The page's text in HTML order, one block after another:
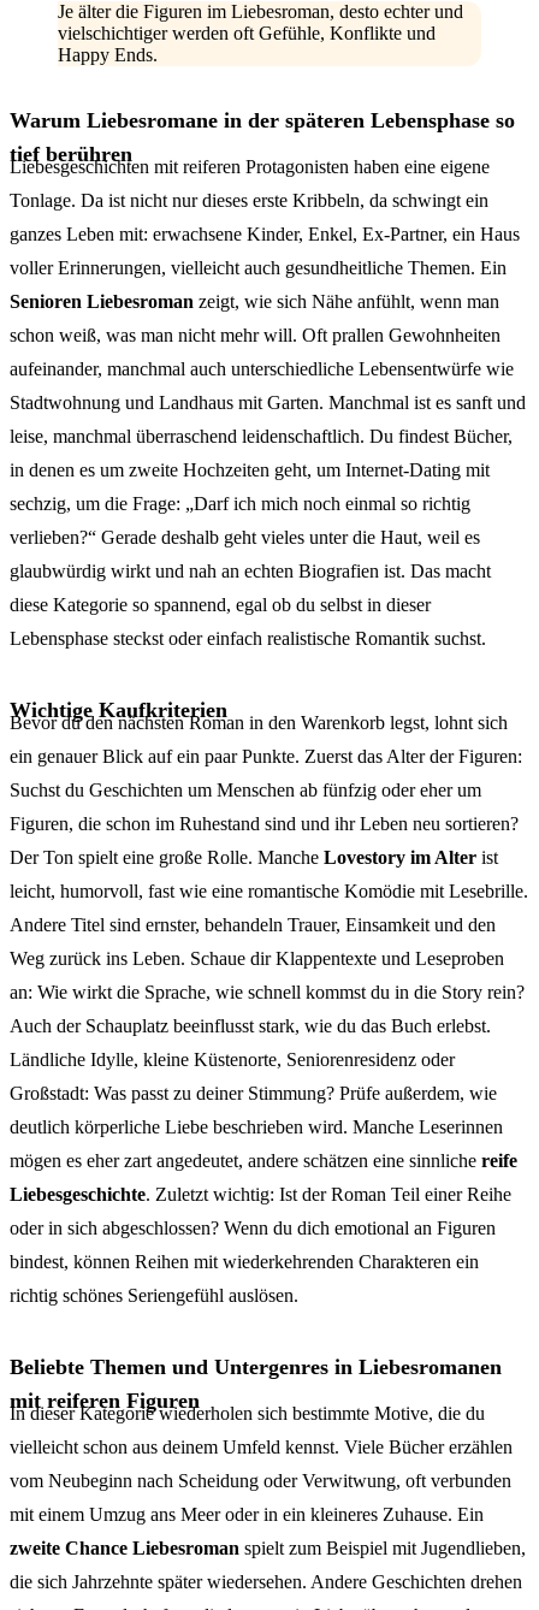
Je älter die Figuren im Liebesroman, desto echter und
vielschichtiger werden oft Gefühle, Konflikte und
Happy Ends.
Warum Liebesromane in der späteren Lebensphase so
tief berühren
Liebesgeschichten mit reiferen Protagonisten haben eine eigene
Tonlage. Da ist nicht nur dieses erste Kribbeln, da schwingt ein
ganzes Leben mit: erwachsene Kinder, Enkel, Ex-Partner, ein Haus
voller Erinnerungen, vielleicht auch gesundheitliche Themen. Ein
Senioren Liebesroman zeigt, wie sich Nähe anfühlt, wenn man
schon weiß, was man nicht mehr will. Oft prallen Gewohnheiten
aufeinander, manchmal auch unterschiedliche Lebensentwürfe wie
Stadtwohnung und Landhaus mit Garten. Manchmal ist es sanft und
leise, manchmal überraschend leidenschaftlich. Du findest Bücher,
in denen es um zweite Hochzeiten geht, um Internet-Dating mit
sechzig, um die Frage: „Darf ich mich noch einmal so richtig
verlieben?“ Gerade deshalb geht vieles unter die Haut, weil es
glaubwürdig wirkt und nah an echten Biografien ist. Das macht
diese Kategorie so spannend, egal ob du selbst in dieser
Lebensphase steckst oder einfach realistische Romantik suchst.
Wichtige Kaufkriterien
Bevor du den nächsten Roman in den Warenkorb legst, lohnt sich
ein genauer Blick auf ein paar Punkte. Zuerst das Alter der Figuren:
Suchst du Geschichten um Menschen ab fünfzig oder eher um
Figuren, die schon im Ruhestand sind und ihr Leben neu sortieren?
Der Ton spielt eine große Rolle. Manche Lovestory im Alter ist
leicht, humorvoll, fast wie eine romantische Komödie mit Lesebrille.
Andere Titel sind ernster, behandeln Trauer, Einsamkeit und den
Weg zurück ins Leben. Schaue dir Klappentexte und Leseproben
an: Wie wirkt die Sprache, wie schnell kommst du in die Story rein?
Auch der Schauplatz beeinflusst stark, wie du das Buch erlebst.
Ländliche Idylle, kleine Küstenorte, Seniorenresidenz oder
Großstadt: Was passt zu deiner Stimmung? Prüfe außerdem, wie
deutlich körperliche Liebe beschrieben wird. Manche Leserinnen
mögen es eher zart angedeutet, andere schätzen eine sinnliche reife
Liebesgeschichte. Zuletzt wichtig: Ist der Roman Teil einer Reihe
oder in sich abgeschlossen? Wenn du dich emotional an Figuren
bindest, können Reihen mit wiederkehrenden Charakteren ein
richtig schönes Seriengefühl auslösen.
Beliebte Themen und Untergenres in Liebesromanen
mit reiferen Figuren
In dieser Kategorie wiederholen sich bestimmte Motive, die du
vielleicht schon aus deinem Umfeld kennst. Viele Bücher erzählen
vom Neubeginn nach Scheidung oder Verwitwung, oft verbunden
mit einem Umzug ans Meer oder in ein kleineres Zuhause. Ein
zweite Chance Liebesroman spielt zum Beispiel mit Jugendlieben,
die sich Jahrzehnte später wiedersehen. Andere Geschichten drehen